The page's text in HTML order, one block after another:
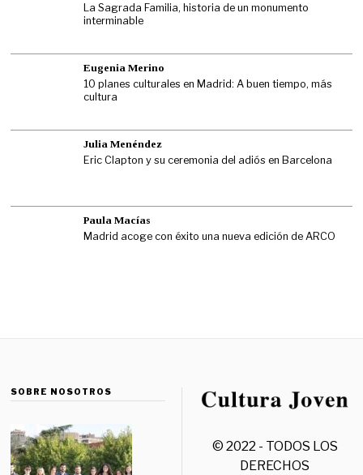
La Sagrada Familia, historia de un monumento
interminable
Eugenia Merino
10 planes culturales en Madrid: A buen tiempo, más
cultura
Julia Menéndez
Eric Clapton y su ceremonia del adiós en Barcelona
Paula Macías
Madrid acoge con éxito una nueva edición de ARCO
SOBRE NOSOTROS
© 2022 - TODOS LOS
DERECHOS